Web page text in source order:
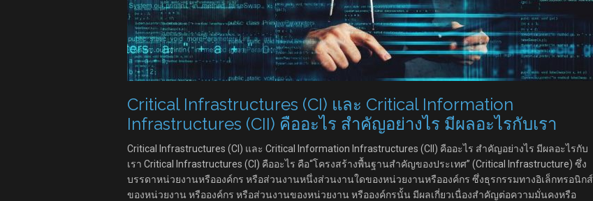
Critical Infrastructures (CI) และ Critical Information
Infrastructures (CII) คืออะไร สำคัญอย่างไร มีผลอะไรกับเรา
Critical Infrastructures (CI) และ Critical Information Infrastructures (CII) คืออะไร สำคัญอย่างไร มีผลอะไรกับ
เรา Critical Infrastructures (CI) คืออะไร คือ“โครงสร้างพื้นฐานสำคัญของประเทศ” (Critical Infrastructure) ซึ่ง
บรรดาหน่วยงานหรือองค์กร หรือส่วนงานหนึ่งส่วนงานใดของหน่วยงานหรือองค์กร ซึ่งธุรกรรมทางอิเล็กทรอนิกส์
ของหน่วยงาน หรือองค์กร หรือส่วนงานของหน่วยงาน หรือองค์กรนั้น มีผลเกี่ยวเนื่องสำคัญต่อความมั่นคงหรือ